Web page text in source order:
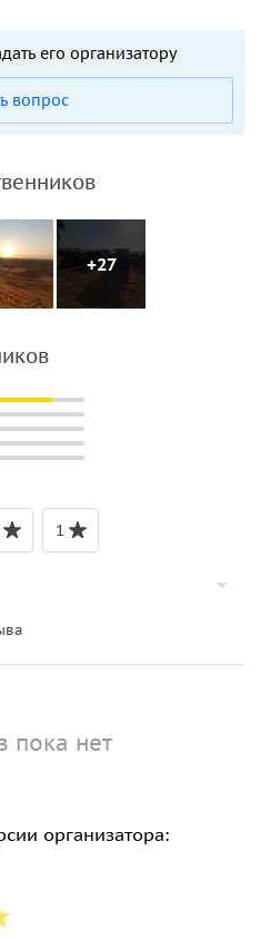
его организатору
вопрос
+27
1
пока нет
организатора: